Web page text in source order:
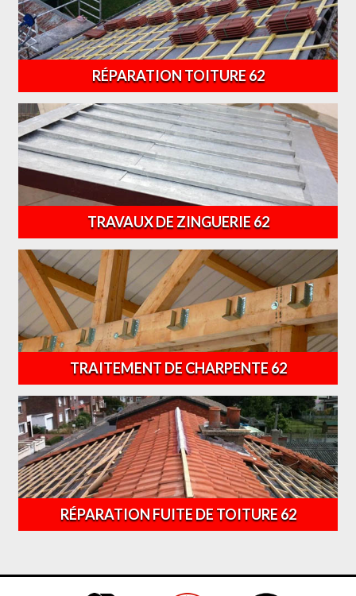
RÉPARATION TOITURE 62
TRAVAUX DE ZINGUERIE 62
TRAITEMENT DE CHARPENTE 62
RÉPARATION FUITE DE TOITURE 62